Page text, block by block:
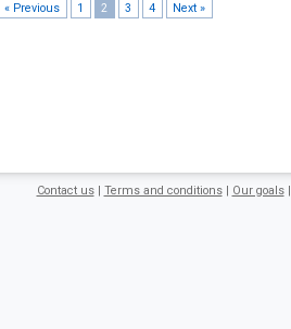
« Previous
1 2 3 4 Next »
Contact us| Terms and conditions| Our goals|